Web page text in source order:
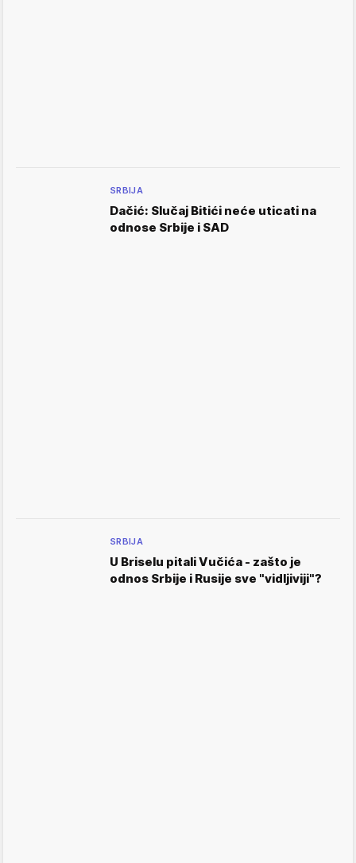
SRBIJA
Dačić: Slučaj Bitići neće uticati na
odnose Srbije i SAD
SRBIJA
U Briselu pitali Vučića - zašto je
odnos Srbije i Rusije sve "vidljiviji"?